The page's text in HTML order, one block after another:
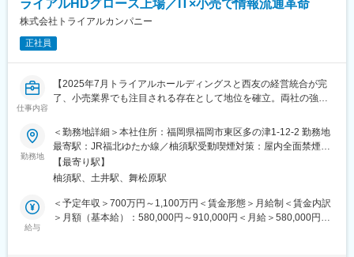
■業務詳細
・生産スケジュールの策定と進捗管理（納期遵守のための計画立
案、日次・週次・月次単位での進捗確認・調整）
・生産ラインの稼働率向上（工程分析や人員配置の最適化、ボト
ルネックの特定と改善活動）
・日本本社との連携（生産状況の定期報告、納期調整や課題解決
に向けた折衝）
・品質基準の徹底（日本基準による検品体制の構築・指導、不良
・現地スタッフへの技術・品質教育（縫製技術や品質意識向上を
目的としたトレーニングの企画・実施）
・在庫管理の適正化（資材・製品在庫の管理と適正在庫の維持、
過不足リスクの低減）
■扱うサービス：アパレル製品を中心とした日本品質の縫製品の生
産・出荷を担当
ライアルHDグロース上場／IT×小売で情報流通革命
株式会社トライアルカンパニー
正社員
仕事内容
【2025年7月トライアルホールディングスと西友の経営統合が完
了、小売業界でも注目される存在として地位を確立。両社の強み
ます。売上高1兆円超の小売業への飛躍で更なる成長企業へと進化
します】
■業務内容：
・この度のポジションでは、PB商品を中心とした、パートナー企
業への生産管理業務をお任せします。
・小売の販売と在庫を把握した上での生産管理を目指しており、
勤務地
＜勤務地詳細＞本社住所：福岡県福岡市東区多の津1-12-2 勤務地
最寄駅：JR福北ゆたか線／柚須駅受動喫煙対策：屋内全面禁煙変
更の範囲：会社の定める事業所
【最寄り駅】
柚須駅、土井駅、舞松原駅
給与
＜予定年収＞700万円～1,100万円＜賃金形態＞月給制＜賃金内訳
＞月額（基本給）：580,000円～910,000円＜月給＞580,000円～